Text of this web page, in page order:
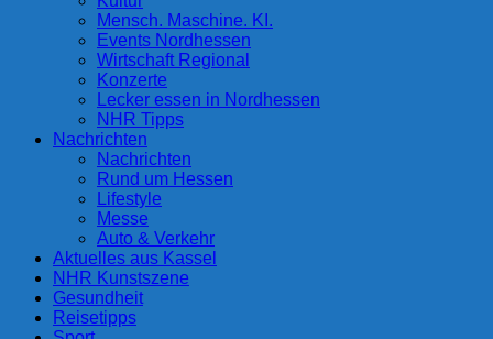
Mensch. Maschine. KI.
Events Nordhessen
Wirtschaft Regional
Konzerte
Lecker essen in Nordhessen
NHR Tipps
Nachrichten
Nachrichten
Rund um Hessen
Lifestyle
Messe
Auto & Verkehr
Aktuelles aus Kassel
NHR Kunstszene
Gesundheit
Reisetipps